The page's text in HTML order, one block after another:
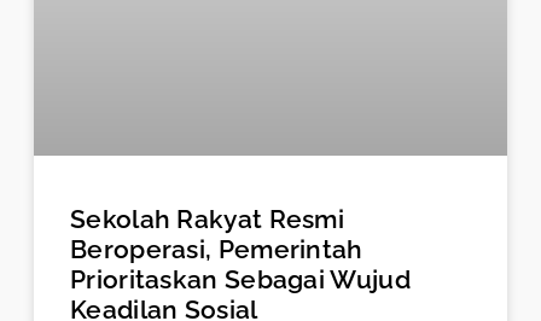
Sekolah Rakyat Resmi
Beroperasi, Pemerintah
Prioritaskan Sebagai Wujud
Keadilan Sosial